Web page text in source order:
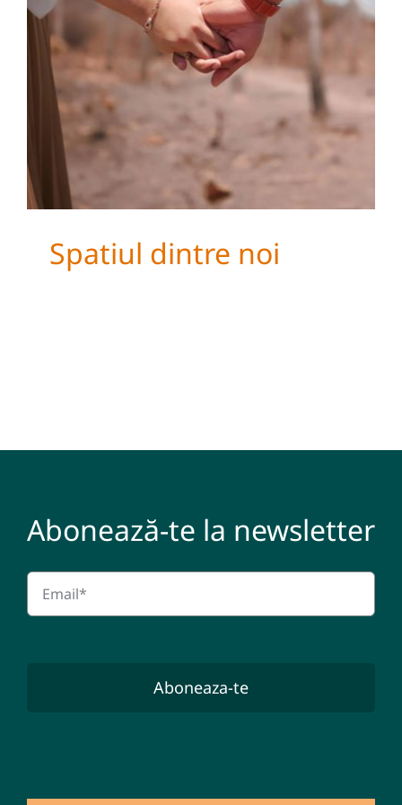
Spatiul dintre noi
Spatiul dintre noi
Abonează-te la newsletter
Aboneaza-te